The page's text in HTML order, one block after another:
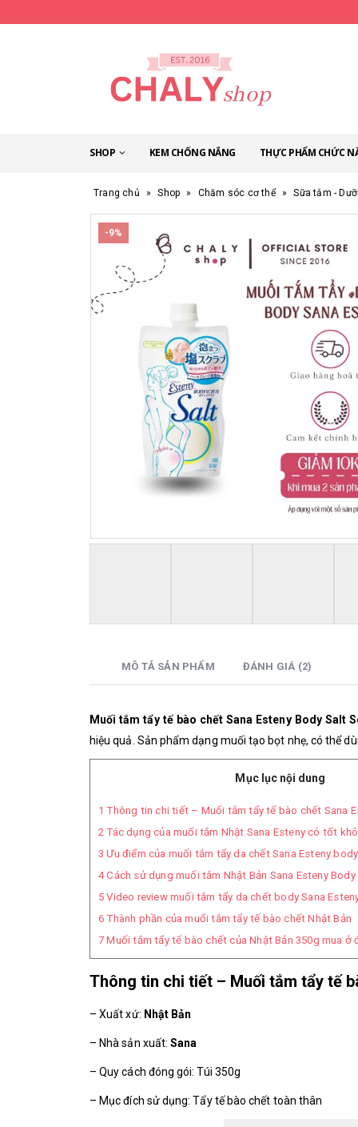
SHOP KEM CHỐNG NẮNG THỰC PHẨM CHỨC
Trang chủ » Shop » Chăm sóc cơ thể » Sữa tắm -
-9%
MÔ TẢ SẢN PHẨM ĐÁNH GIÁ (2)
Muối tắm tẩy tế bào chết Sana Esteny Body Salt
hiệu quả. Sản phẩmdạng muối tạo bọt nhẹ, có thể
Mục lục nội dung
1 Thông tin chi tiết – Muối tắm tẩy tế bào chết Sana
2 Tác dụng của muối tắm Nhật Sana Esteny có tốt
3 Ưu điểm của muối tắm tẩy da chết Sana Esteny
4Cách sử dụng muối tắm Nhật Bản Sana Esteny Body
5 Video review muối tắm tẩy da chết body Sana
6 Thành phần của muối tắm tẩy tế bào chết Nhật Bản
7 Muối tắm tẩy tế bào chết của Nhật Bản 350g mua ở
Thông tin chi tiết – Muối tắm tẩy tế
– Xuất xứ: Nhật Bản
– Nhà sản xuất:Sana
– Quy cách đóng gói: Túi 350g
– Mục đích sử dụng: Tẩy tế bào chết toàn thân